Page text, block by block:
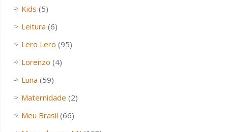
Kids (5)
Leitura (6)
Lero Lero (95)
Lorenzo (4)
Luna (59)
Maternidade (2)
Meu Brasil (66)